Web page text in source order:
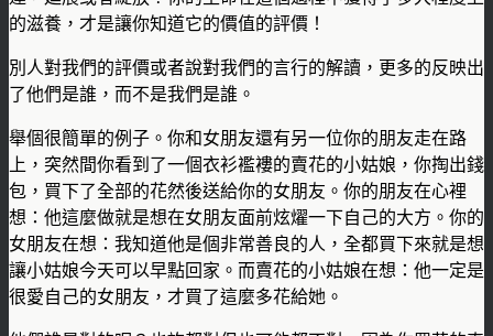
的滋養，才是讓你知道它的價值的評價！
別人對我們的評價或者說對我們的言行的解讀，更多的反映出
了他們是誰，而不是我們是誰。
舉個很簡單的例子。你和女朋友還有另一位你的朋友走在路
上，突然間你看到了一個衣衫襤褸的賣花的小姑娘，你掏出錢
包，買下了全部的花然後送給你的女朋友。你的朋友在心裡
想：他這麼做就是想在女朋友面前炫燿一下自己的大方。你的
女朋友在想：我知道他是個非常善良的人，全都買下來就是想
讓小姑娘今天可以早點回家。而賣花的小姑娘在想：他一定是
很愛自己的女朋友，才買了這麼多花給她。